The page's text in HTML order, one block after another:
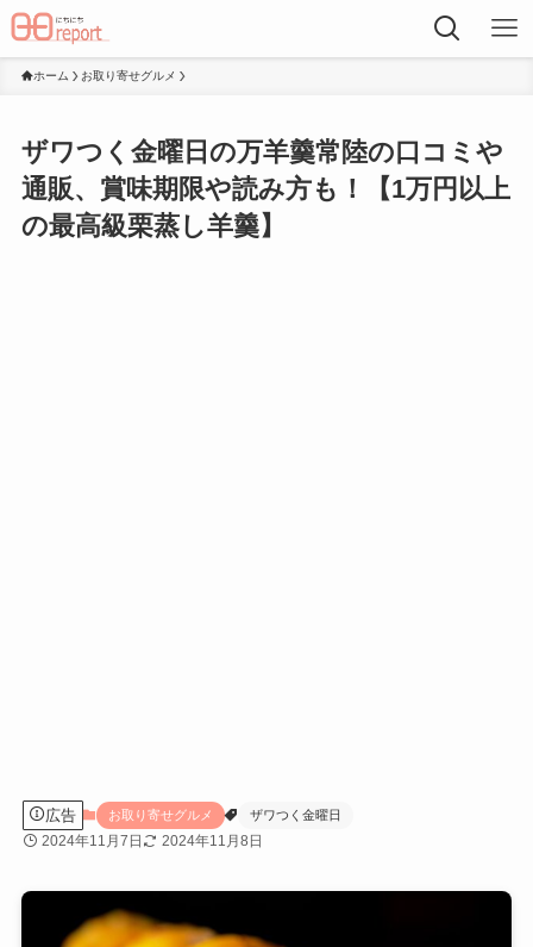
ホーム お取り寄せグルメ
ザワつく金曜日の万羊羹常陸の口コミや
通販、賞味期限や読み方も！【1万円以上
の最高級栗蒸し羊羹】
広告 お取り寄せグルメ ザワつく金曜日
2024年11月7日 2024年11月8日